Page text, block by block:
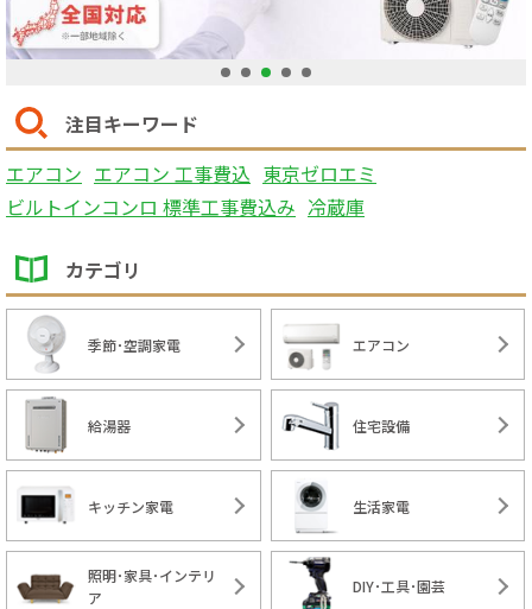
1 2 3 4 5
注目キーワード
エアコン エアコン 工事費込 東京ゼロエミ
ビルトインコンロ 標準工事費込み 冷蔵庫
カテゴリ
季節･空調家電 エアコン
給湯器 住宅設備
キッチン家電 生活家電
照明･家具･インテリ
ア
DIY･工具･園芸